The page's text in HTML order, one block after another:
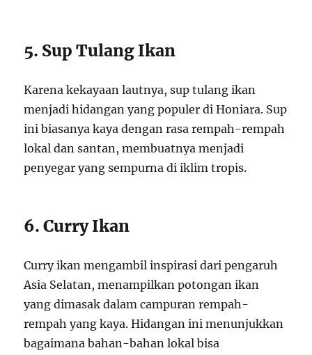
5. Sup Tulang Ikan
Karena kekayaan lautnya, sup tulang ikan
menjadi hidangan yang populer di Honiara. Sup
ini biasanya kaya dengan rasa rempah-rempah
lokal dan santan, membuatnya menjadi
penyegar yang sempurna di iklim tropis.
6. Curry Ikan
Curry ikan mengambil inspirasi dari pengaruh
Asia Selatan, menampilkan potongan ikan
yang dimasak dalam campuran rempah-
rempah yang kaya. Hidangan ini menunjukkan
bagaimana bahan-bahan lokal bisa